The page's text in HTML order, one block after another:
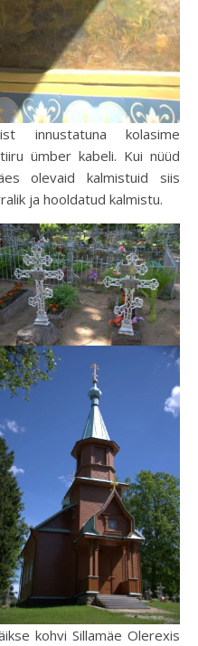
innustatuna kolasime
ümber kabeli. Kui nüüd
olevaid kalmistuid siis
ja hooldatud kalmistu.
kohvi Sillamäe Olerexis